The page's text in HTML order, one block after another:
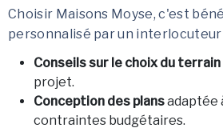
Choisir Maisons Moyse, c'est
personnalisé par un interlocuteur
Conseils sur le choix du terrain
projet.
Conception des plansadaptée
contraintes budgétaires.